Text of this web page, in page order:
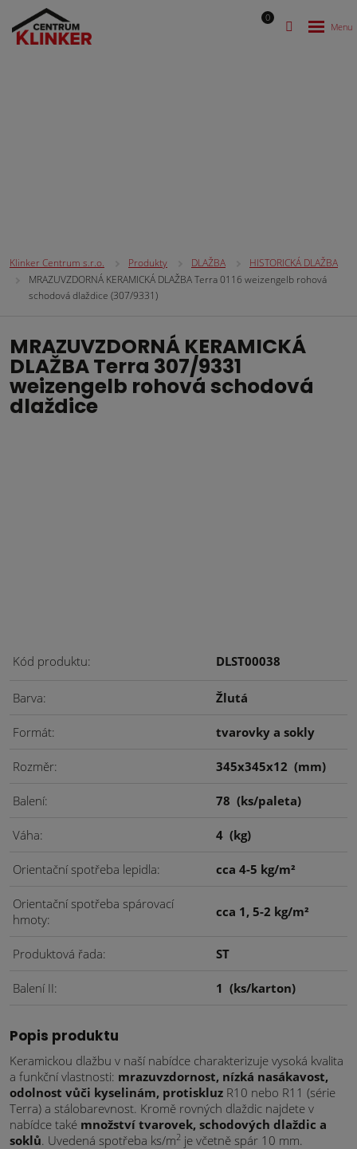
0
Klinker Centrum s.r.o. Produkty DLAŽBA
HISTORICKÁ DLAŽBA
MRAZUVZDORNÁ KERAMICKÁ DLAŽBA Terra 0116 weizengelb rohová
schodová dlaždice (307/9331)
MRAZUVZDORNÁ KERAMICKÁ
DLAŽBA Terra 307/9331
weizengelb rohová schodová
dlaždice
Kód produktu DLST00038
Barva Žlutá
Formát tvarovky a sokly
Rozměr 345x345x12 (mm)
Balení 78 (ks/paleta)
Váha 4 (kg)
Orientační spotřeba lepidla cca 4-5 kg/m²
Orientační spotřeba spárovací
hmoty
cca 1, 5-2 kg/m²
Produktová řada ST
Balení II 1 (ks/karton)
Popis produktu
Keramickou dlažbu v naší nabídce charakterizuje vysoká kvalita
a funkční vlastnosti: mrazuvzdornost, nízká nasákavost,
odolnost vůči kyselinám, protiskluz R10 nebo R11 (série
Terra) a stálobarevnost. Kromě rovných dlaždic najdete v
nabídce také množství tvarovek, schodových dlaždic a
soklů. Uvedená spotřeba ks/m2 je včetně spár 10 mm.